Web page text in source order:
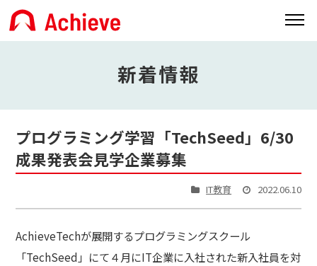
新着情報
プログラミング学習「TechSeed」6/30
成果発表会見学企業募集
IT教育 2022.06.10
AchieveTechが展開するプログラミングスクール
「TechSeed」にて４月にIT企業に入社された新入社員を対